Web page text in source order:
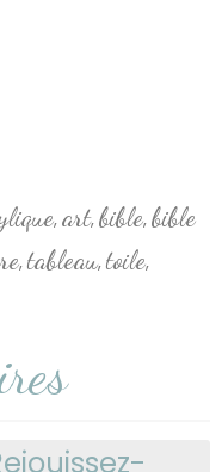
, art, bible, bible
, tableau, toile,